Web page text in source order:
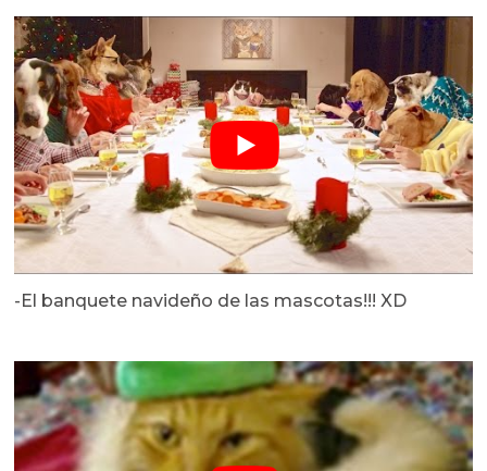
-El banquete navideño de las mascotas!!! XD